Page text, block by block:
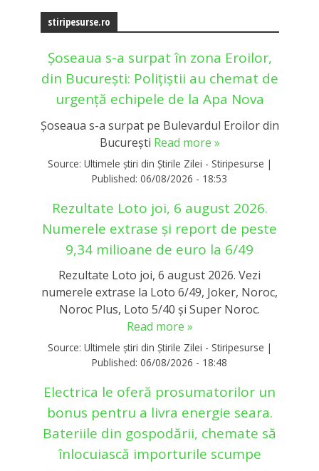
stiripesurse.ro
Șoseaua s-a surpat în zona Eroilor,
din București: Polițiștii au chemat de
urgență echipele de la Apa Nova
Șoseaua s-a surpat pe Bulevardul Eroilor din
București Read more »
Source: Ultimele știri din Știrile Zilei - Stiripesurse |
Published: 06/08/2026 - 18:53
Rezultate Loto joi, 6 august 2026.
Numerele extrase și report de peste
9,34 milioane de euro la 6/49
Rezultate Loto joi, 6 august 2026. Vezi
numerele extrase la Loto 6/49, Joker, Noroc,
Noroc Plus, Loto 5/40 și Super Noroc.
Read more »
Source: Ultimele știri din Știrile Zilei - Stiripesurse |
Published: 06/08/2026 - 18:48
Electrica le oferă prosumatorilor un
bonus pentru a livra energie seara.
Bateriile din gospodării, chemate să
înlocuiască importurile scumpe